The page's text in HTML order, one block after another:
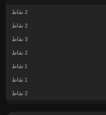
2 نقاط
2 نقاط
3 نقاط
2 نقاط
1 نقاط
1 نقاط
2 نقاط